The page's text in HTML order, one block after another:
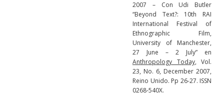
2007 – Con Udi Butler
“Beyond Text?: 10th RAI
International Festival of
Ethnographic Film,
University of Manchester,
27 June – 2 July” en
Anthropology Today, Vol.
23, No. 6, December 2007,
Reino Unido. Pp 26-27. ISSN
0268-540X.